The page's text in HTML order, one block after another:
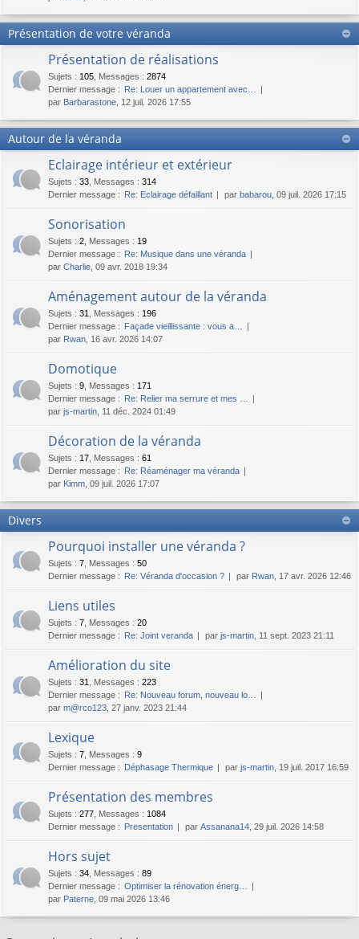
Présentation de votre véranda
Présentation de réalisations
Sujets : 105 Messages : 2874
Dernier message : Re: Louer un appartement avec…
par Barbarastone , 12 juil. 2026 17:55
Autour de la véranda
Eclairage intérieur et extérieur
Sujets : 33 Messages : 314
Dernier message : Re: Eclairage défaillant par babarou , 09 juil. 2026 17:15
Sonorisation
Sujets : 2 Messages : 19
Dernier message : Re: Musique dans une véranda
par Charlie , 09 avr. 2018 19:34
Aménagement autour de la véranda
Sujets : 31 Messages : 196
Dernier message : Façade vieillissante : vous a…
par Rwan , 16 avr. 2026 14:07
Domotique
Sujets : 9 Messages : 171
Dernier message : Re: Relier ma serrure et mes …
par js-martin , 11 déc. 2024 01:49
Décoration de la véranda
Sujets : 17 Messages : 61
Dernier message : Re: Réaménager ma véranda
par Kimm , 09 juil. 2026 17:07
Divers
Pourquoi installer une véranda ?
Sujets : 7 Messages : 50
Dernier message : Re: Véranda d'occasion ? par Rwan , 17 avr. 2026 12:46
Liens utiles
Sujets : 7 Messages : 20
Dernier message : Re: Joint veranda par js-martin , 11 sept. 2023 21:11
Amélioration du site
Sujets : 31 Messages : 223
Dernier message : Re: Nouveau forum, nouveau lo…
par m@rco123 , 27 janv. 2023 21:44
Lexique
Sujets : 7 Messages : 9
Dernier message : Déphasage Thermique par js-martin , 19 juil. 2017 16:59
Présentation des membres
Sujets : 277 Messages : 1084
Dernier message : Presentation par Assanana14 , 29 juil. 2026 14:58
Hors sujet
Sujets : 34 Messages : 89
Dernier message : Optimiser la rénovation énerg…
par Paterne , 09 mai 2026 13:46